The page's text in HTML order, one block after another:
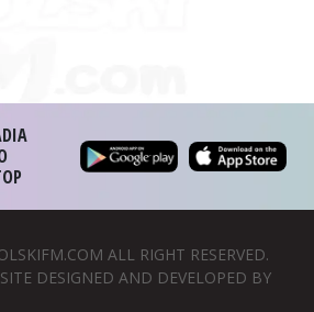
ALL RIGHT RESERVED.
DESIGNED AND DEVELOPED BY